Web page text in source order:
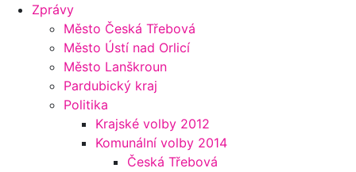
Zprávy
Město Česká Třebová
Město Ústí nad Orlicí
Město Lanškroun
Pardubický kraj
Politika
Krajské volby 2012
Komunální volby 2014
Česká Třebová